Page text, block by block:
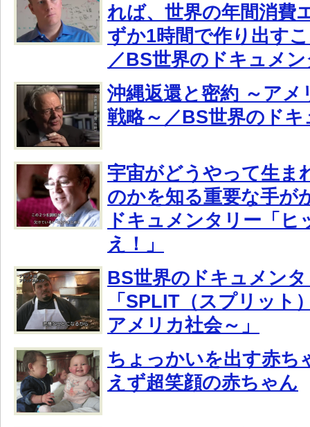
れば、世界の年間消費
ずか1時間で作り出す
／BS世界のドキュメ
沖縄返還と密約 ～アメ
戦略～／BS世界のド
宇宙がどうやって生ま
のかを知る重要な手が
ドキュメンタリー「ヒ
え！」
BS世界のドキュメン
「SPLIT（スプリット
アメリカ社会～」
ちょっかいを出す赤ち
えず超笑顔の赤ちゃん